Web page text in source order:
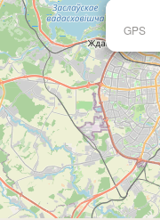
GPS